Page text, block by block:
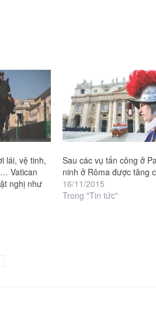
lái, vệ tinh,
Vatican
nghị như
Sau các vụ tấn công ở
ninh ở Rôma được tăng
16/11/2015
Trong "Tin tức"